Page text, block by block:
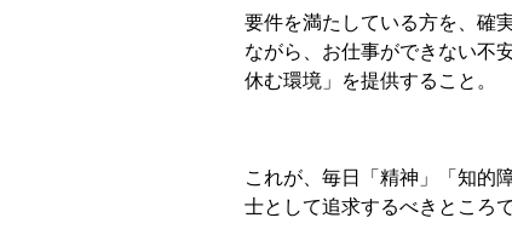
要件を満たしている方を、確
ながら、お仕事ができない不
休む環境」を提供すること。
これが、毎日「精神」「知的
士として追求するべきところで